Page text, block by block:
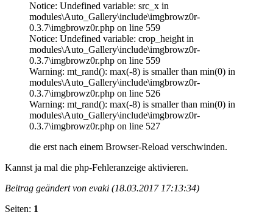
Notice: Undefined variable: src_x in
modules\Auto_Gallery\include\imgbrowz0r-
0.3.7\imgbrowz0r.php on line 559
Notice: Undefined variable: crop_height in
modules\Auto_Gallery\include\imgbrowz0r-
0.3.7\imgbrowz0r.php on line 559
Warning: mt_rand(): max(-8) is smaller than min(0) in
modules\Auto_Gallery\include\imgbrowz0r-
0.3.7\imgbrowz0r.php on line 526
Warning: mt_rand(): max(-8) is smaller than min(0) in
modules\Auto_Gallery\include\imgbrowz0r-
0.3.7\imgbrowz0r.php on line 527
die erst nach einem Browser-Reload verschwinden.
Kannst ja mal die php-Fehleranzeige aktivieren.
Beitrag geändert von evaki (18.03.2017 17:13:34)
Seiten: 1